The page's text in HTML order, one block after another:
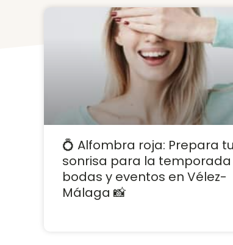
💍 Alfombra roja: Prepara tu
sonrisa para la
bodas y eventos en Vélez-
Málaga 📸